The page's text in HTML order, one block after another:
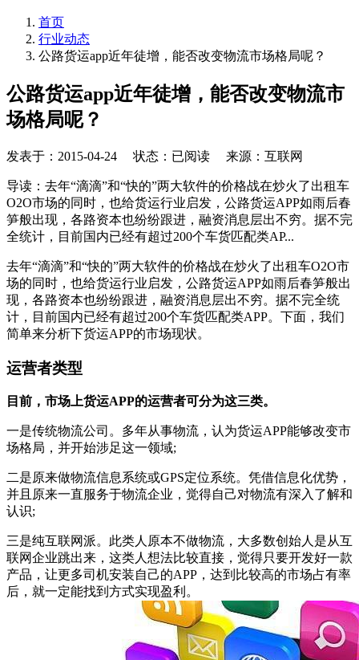
首页
行业动态
公路货运app近年徒增，能否改变物流市场格局呢？
公路货运app近年徒增，能否改变物流市
场格局呢？
发表于： 2015-04-24 状态：已阅读 来源：互联网
导读：去年“滴滴”和“快的”两大软件的价格战在炒火了出租车
O2O市场的同时，也给货运行业启发，公路货运APP如雨后春
笋般出现，各路资本也纷纷跟进，融资消息层出不穷。据不完
全统计，目前国内已经有超过200个车货匹配类AP...
去年“滴滴”和“快的”两大软件的价格战在炒火了出租车O2O市
场的同时，也给货运行业启发，公路货运APP如雨后春笋般出
现，各路资本也纷纷跟进，融资消息层出不穷。据不完全统
计，目前国内已经有超过200个车货匹配类APP。下面，我们
简单来分析下货运APP的市场现状。
运营者类型
目前，市场上货运APP的运营者可分为这三类。
一是传统物流公司。多年从事物流，认为货运APP能够改变市
场格局，并开始涉足这一领域;
二是原来做物流信息系统或GPS定位系统。凭借信息化优势，
并且原来一直服务于物流企业，觉得自己对物流有深入了解和
认识;
三是纯互联网派。此类人原本不做物流，大多数创始人是从互
联网企业跳出来，这类人想法比较直接，觉得只要开发好一款
产品，让更多司机安装自己的APP，达到比较高的市场占有率
后，就一定能找到方式实现盈利。